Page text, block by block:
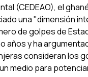
(CEDEAO), el
una "dimensión
de golpes de
años y ha
consideran los
medio para